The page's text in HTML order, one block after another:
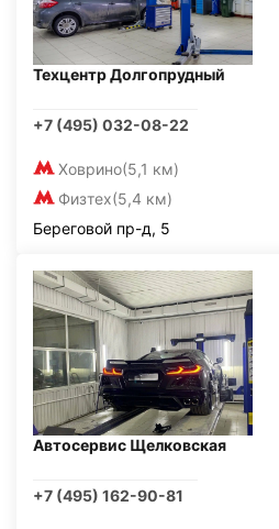
Техцентр Долгопрудный
+7 (495) 032-08-22
Ховрино(5,1 км)
Физтех(5,4 км)
Береговой пр-д, 5
Автосервис Щелковская
+7 (495) 162-90-81